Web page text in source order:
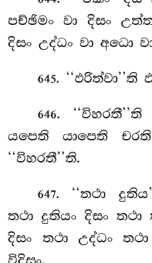
පච්ඡිමං වා දිසං
දිසං උද්ධං වා අධො
645. ‘‘ඵරිත්වා’’ති
646.
යපෙති යාපෙති
‘‘විහරතී’’ති.
647. ‘‘තථා
තථා දුතියං දිසං
දිසං තථා උද්ධං